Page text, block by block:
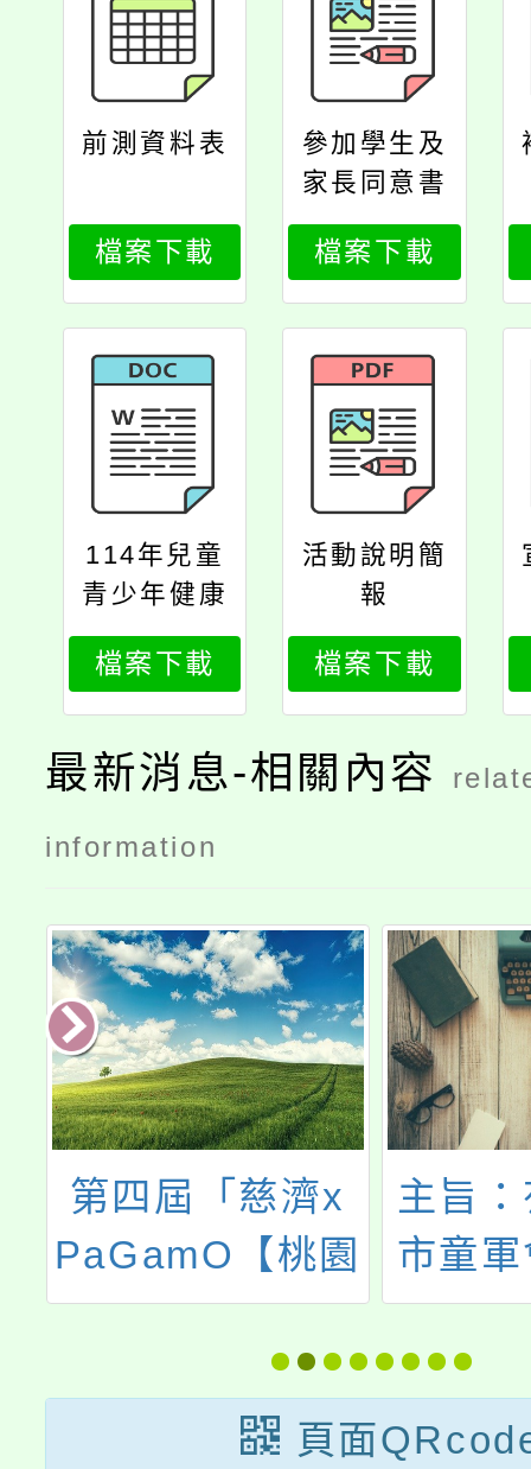
前測資料表
檔案下載
參加學生及
家長同意書
檔案下載
114年兒童
青少年健康
體位管理實
施計畫（範
例）
檔案下載
活動說明簡
報
檔案下載
最新消息-相關內容
information
第四屆「慈濟x
PaGamO【桃園
市】盃環保防災
勇士PK賽」
主旨
市童
園市
童軍
基本
頁面